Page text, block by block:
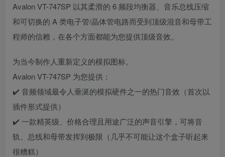
Avalon VT-747SP 以其柔滑的 6 频段均衡器、音乐总线压缩
和可切换的 A 类电子管/晶体管电路而受到顶级混音和母带工
程师的信赖，在各个方面都能为您提供顶级音效。
为当今制作人重新定义的模拟图标。
Avalon VT-747SP 为您提供：
✔️ 音频领域最令人垂涎​​的模拟硬件之一的热门音效（首次以
插件形式提供）
✔️ 一款精英级、价格合理且用途广泛的声音引擎，可将音
轨、总线和母带发挥到极限（几乎不可能让这个盒子听起来
很糟糕）